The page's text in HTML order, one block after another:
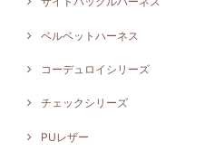
ベルベットハーネス
コーデュロイシリーズ
チェックシリーズ
PUレザー